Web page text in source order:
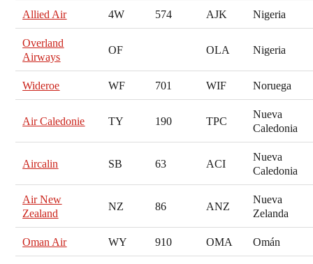
Allied Air 4W 574 AJK Nigeria
Overland
Airways
OF OLA Nigeria
Wideroe WF 701 WIF Noruega
Air Caledonie TY 190 TPC
Nueva
Caledonia
Aircalin SB 63 ACI
Nueva
Caledonia
Air New
Zealand
NZ 86 ANZ
Nueva
Zelanda
Oman Air WY 910 OMA Omán